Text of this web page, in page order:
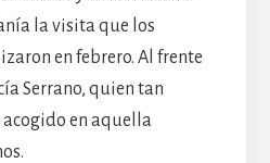
la visita que los
en febrero. Al frente
Serrano, quien tan
en aquella